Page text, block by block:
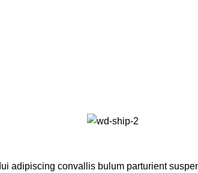
adipiscing convallis bulum parturient